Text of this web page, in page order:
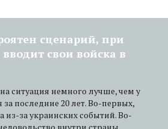
сценарий, при
свои войска в
ситуация немного лучше, чем у
последние 20 лет. Во-первых,
из-за украинских событий. Во-